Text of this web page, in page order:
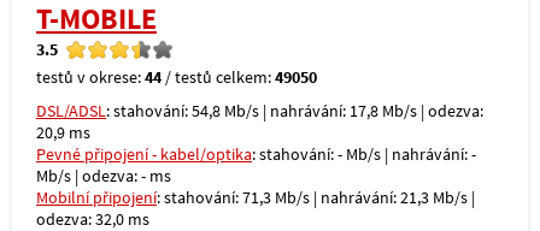
T-MOBILE
3.5
testů v okrese:44 / testů celkem:49050
DSL/ADSL: stahování: 54,8 Mb/s | nahrávání: 17,8 Mb/s | odezva:
20,9 ms
Pevné připojení - kabel/optika: stahování: - Mb/s | nahrávání: -
Mb/s | odezva: - ms
Mobilní připojení: stahování: 71,3 Mb/s | nahrávání: 21,3 Mb/s |
odezva: 32,0 ms